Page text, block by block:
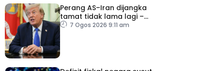
Perang AS–Iran dijangka
tamat tidak lama lagi –
Trump
7 Ogos 2026 9:11 am